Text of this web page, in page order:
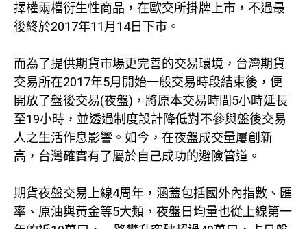
擇權兩檔衍生性商品，在歐交所掛牌上市，不過最
後終於2017年11月14日下市。
而為了提供期貨市場更完善的交易環境，台灣期貨
交易所在2017年5月開始一般交易時段結束後，便
開放了盤後交易(夜盤)，將原本交易時間5小時延長
至19小時，並透過制度設計降低對不參與盤後交易
人之生活作息影響。如今，在夜盤成交量屢創新
高，台灣確實有了屬於自己成功的避險管道。
期貨夜盤交易上線4周年，涵蓋包括國外內指數、匯
率、原油與黃金等5大類，夜盤日均量也從上線第一